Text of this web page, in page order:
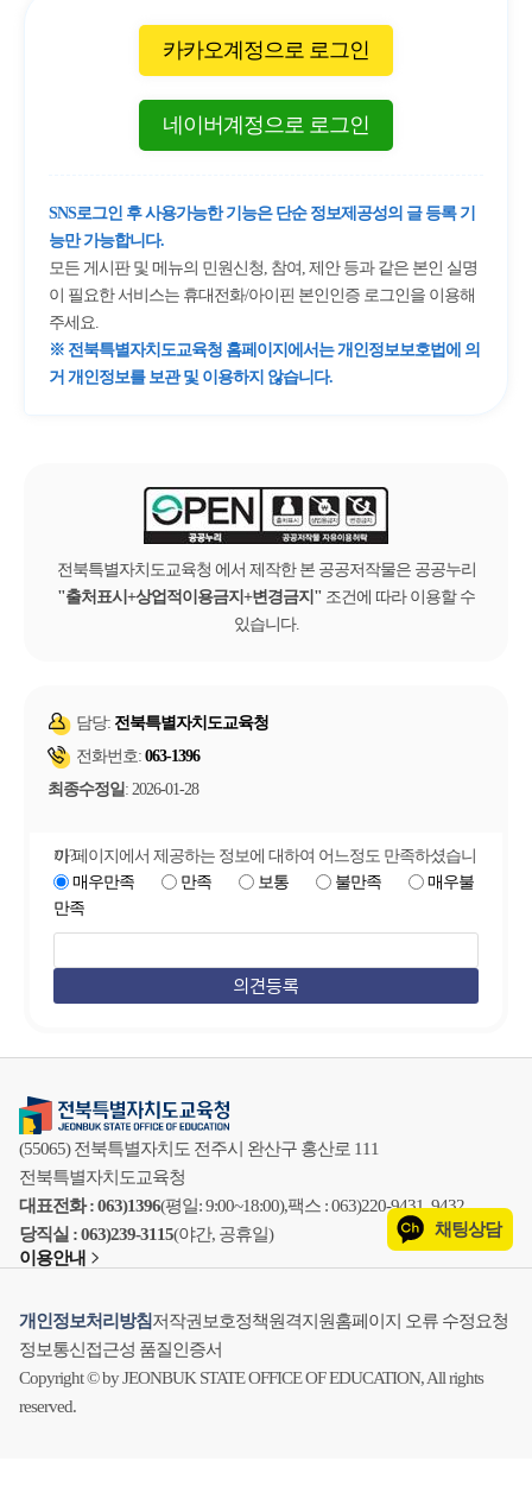
카카오계정으로 로그인
네이버계정으로 로그인
SNS로그인 후 사용가능한 기능은 단순 정보제공성의 글 등록 기
능만 가능합니다.
모든 게시판 및 메뉴의 민원신청, 참여, 제안 등과 같은 본인 실명
이 필요한 서비스는 휴대전화/아이핀 본인인증 로그인을 이용해
주세요.
※ 전북특별자치도교육청 홈페이지에서는 개인정보보호법에 의
거 개인정보를 보관 및 이용하지 않습니다.
전북특별자치도교육청 에서 제작한 본 공공저작물은 공공누리
출처표시+상업적이용금지+변경금지
조건에 따라 이용할 수
있습니다.
담당: 전북특별자치도교육청
전화번호: 063-1396
최종수정일: 2026-01-28
이 페이지에서 제공하는 정보에 대하여 어느정도 만족하셨습니까?
매우만족
만족 보통 불만족
매우불
만족
(55065) 전북특별자치도 전주시 완산구 홍산로 111
전북특별자치도교육청
대표전화 : 063)1396(평일: 9:00~18:00),팩스 : 063)220-9431, 9432
당직실 : 063)239-3115(야간, 공휴일)
이용안내
채팅상담
개인정보처리방침저작권보호정책원격지원홈페이지 오류 수정요청
정보통신접근성 품질인증서
Copyright © by JEONBUK STATE OFFICE OF EDUCATION, All rights
reserved.